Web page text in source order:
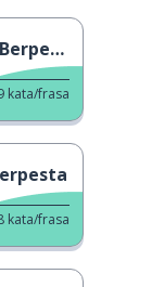
kata/frasa
kata/frasa